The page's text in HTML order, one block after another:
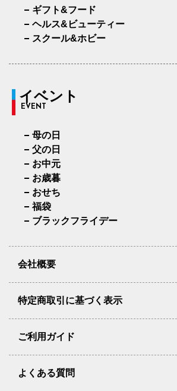
ギフト&フード
ヘルス&ビューティー
スクール&ホビー
イベント
EVENT
母の日
父の日
お中元
お歳暮
おせち
福袋
ブラックフライデー
会社概要
特定商取引に基づく表示
ご利用ガイド
よくある質問